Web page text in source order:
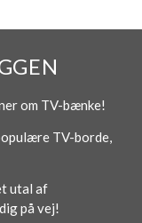
om TV-bænke!
TV-borde,
utal af
på vej!